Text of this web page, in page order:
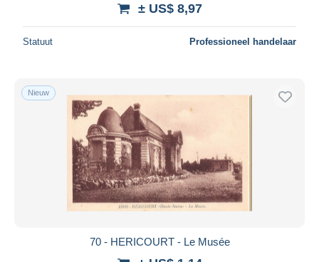
± US$ 8,97
Statuut Professioneel handelaar
Nieuw
70 - HERICOURT - Le Musée